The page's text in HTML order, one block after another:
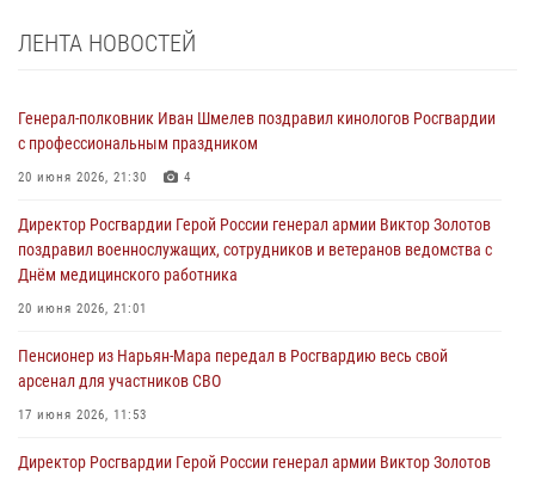
ЛЕНТА НОВОСТЕЙ
Генерал-полковник Иван Шмелев поздравил кинологов Росгвардии
с профессиональным праздником
20 июня 2026, 21:30 4
Директор Росгвардии Герой России генерал армии Виктор Золотов
поздравил военнослужащих, сотрудников и ветеранов ведомства с
Днём медицинского работника
20 июня 2026, 21:01
Пенсионер из Нарьян-Мара передал в Росгвардию весь свой
арсенал для участников СВО
17 июня 2026, 11:53
Директор Росгвардии Герой России генерал армии Виктор Золотов